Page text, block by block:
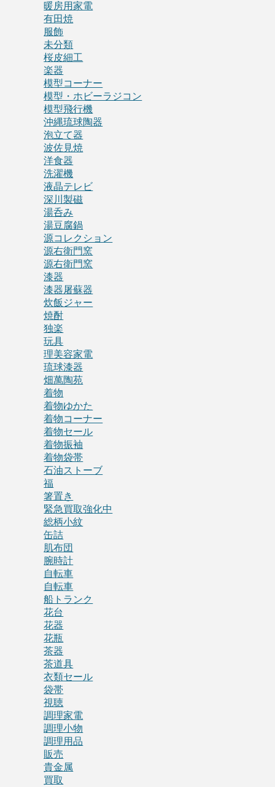
暖房用家電
有田焼
服飾
未分類
桜皮細工
楽器
模型コーナー
模型・ホビーラジコン
模型飛行機
沖縄琉球陶器
泡立て器
波佐見焼
洋食器
洗濯機
液晶テレビ
深川製磁
湯呑み
湯豆腐鍋
源コレクション
源右衛門窯
源右衛門窯
漆器
漆器屠蘇器
炊飯ジャー
焼酎
独楽
玩具
理美容家電
琉球漆器
畑萬陶苑
着物
着物ゆかた
着物コーナー
着物セール
着物振袖
着物袋帯
石油ストーブ
福
箸置き
緊急買取強化中
総柄小紋
缶詰
肌布団
腕時計
自転車
自転車
船トランク
花台
花器
花瓶
茶器
茶道具
衣類セール
袋帯
視聴
調理家電
調理小物
調理用品
販売
貴金属
買取